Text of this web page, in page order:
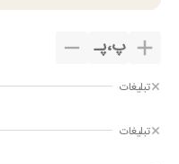
پ،پـ
تبلیغات
تبلیغات